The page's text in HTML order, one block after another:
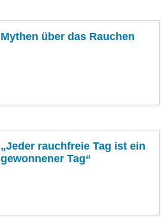
Mythen über das Rauchen
„Jeder rauchfreie Tag ist ein
gewonnener Tag“